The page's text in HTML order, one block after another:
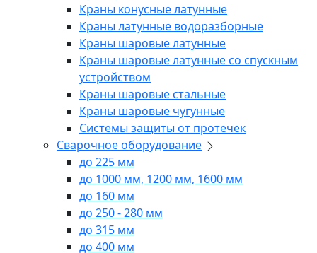
Краны конусные латунные
Краны латунные водоразборные
Краны шаровые латунные
Краны шаровые латунные со спускным
устройством
Краны шаровые стальные
Краны шаровые чугунные
Системы защиты от протечек
Сварочное оборудование
до 225 мм
до 1000 мм, 1200 мм, 1600 мм
до 160 мм
до 250 - 280 мм
до 315 мм
до 400 мм